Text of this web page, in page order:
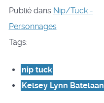
Publié dans Nip/Tuck -
Personnages
Tags:
nip tuck
Kelsey Lynn Batelaan